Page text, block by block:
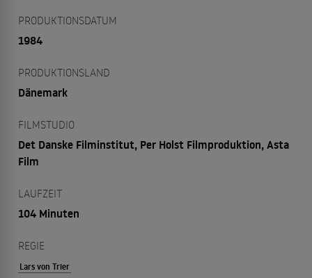
PRODUKTIONSDATUM
1984
PRODUKTIONSLAND
Dänemark
FILMSTUDIO
Det Danske Filminstitut, Per Holst Filmproduktion, Asta
Film
LAUFZEIT
104 Minuten
REGIE
Lars von Trier